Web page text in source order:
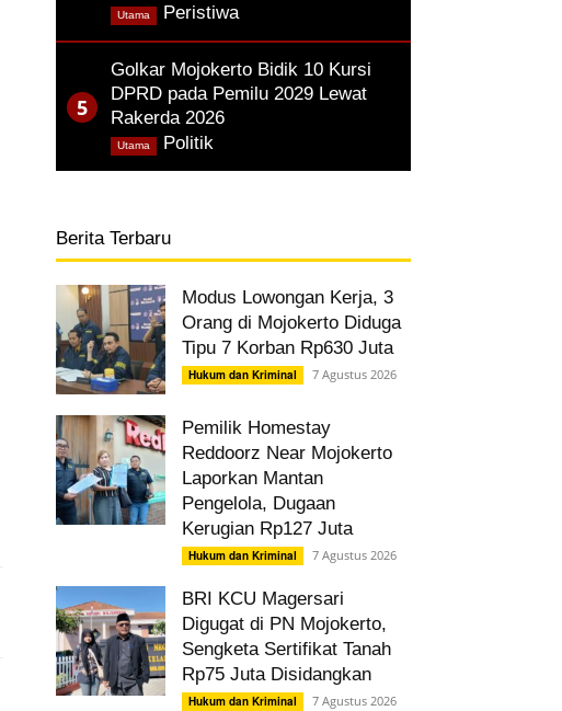
Peristiwa,
Utama
Golkar Mojokerto Bidik 10 Kursi
DPRD pada Pemilu 2029 Lewat
Rakerda 2026
Politik
Utama
Berita Terbaru
Modus Lowongan Kerja, 3
Orang di Mojokerto Diduga
Tipu 7 Korban Rp630 Juta
Hukum dan Kriminal 7 Agustus 2026
Pemilik Homestay
Reddoorz Near Mojokerto
Laporkan Mantan
Pengelola, Dugaan
Kerugian Rp127 Juta
Hukum dan Kriminal 7 Agustus 2026
BRI KCU Magersari
Digugat di PN Mojokerto,
Sengketa Sertifikat Tanah
Rp75 Juta Disidangkan
Hukum dan Kriminal 7 Agustus 2026